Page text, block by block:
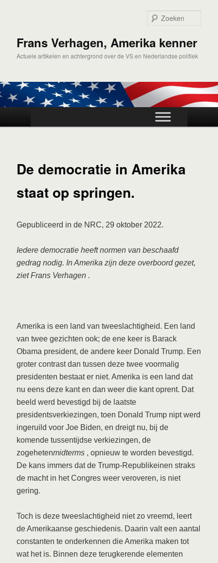
inhoudFrans Verhagen, Amerika kenner
Actuele artikelen en achtergrond over de VS en Nederlandse politiek
De democratie in Amerika
staat op springen.
Gepubliceerd in de NRC, 29 oktober 2022.
Iedere democratie heeft normen van beschaafd
gedrag nodig. In Amerika zijn deze overboord gezet,
zietFrans Verhagen .
Amerika is een land van tweeslachtigheid. Een land
van twee gezichten ook; de ene keer is Barack
Obama president, de andere keer Donald Trump. Een
groter contrast dan tussen deze twee voormalig
presidenten bestaat er niet. Amerika is een land dat
nu eens deze kant en dan weer die kant oprent. Dat
beeld werd bevestigd bij de laatste
presidentsverkiezingen, toen Donald Trump nipt werd
ingeruild voor Joe Biden, en dreigt nu, bij de
komende tussentijdse verkiezingen, de
zogehetenmidterms , opnieuw te worden bevestigd.
De kans immers dat de Trump-Republikeinen straks
de macht in het Congres weer veroveren, is niet
gering.
Toch is deze tweeslachtigheid niet zo vreemd, leert
de Amerikaanse geschiedenis. Daarin valt een aantal
constanten te onderkennen die Amerika maken tot
wat het is. Binnen deze terugkerende elementen